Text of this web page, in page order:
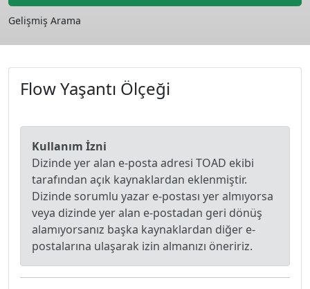
Gelişmiş Arama
Flow Yaşantı Ölçeği
Kullanım İzni
Dizinde yer alan e-posta adresi TOAD ekibi
tarafından açık kaynaklardan eklenmiştir.
Dizinde sorumlu yazar e-postası yer almıyorsa
veya dizinde yer alan e-postadan geri dönüş
alamıyorsanız başka kaynaklardan diğer e-
postalarına ulaşarak izin almanızı öneririz.